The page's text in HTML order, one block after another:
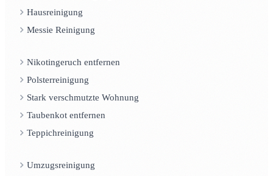
Hausreinigung
Messie Reinigung
Nikotingeruch entfernen
Polsterreinigung
Stark verschmutzte Wohnung
Taubenkot entfernen
Teppichreinigung
Umzugsreinigung